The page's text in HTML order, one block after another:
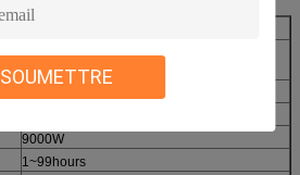
SOUMETTRE
1000x600x600mm (L*W*H)
1000x600x600mm (L*W*H)
9000W
1~99hours